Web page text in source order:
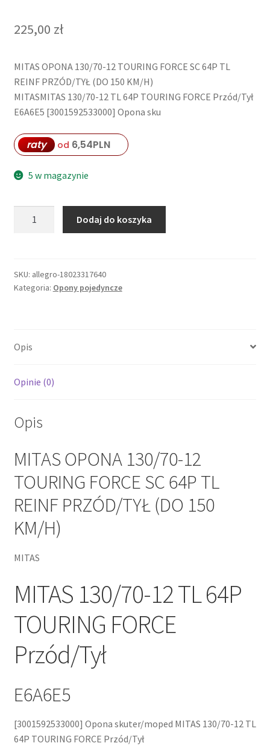
225,00 zł
MITAS OPONA 130/70-12 TOURING FORCE SC 64P TL
REINF PRZÓD/TYŁ (DO 150 KM/H)
MITASMITAS 130/70-12 TL 64P TOURING FORCE Przód/Tył
E6A6E5 [3001592533000] Opona sku
raty od 6,54PLN
5 w magazynie
12
TOURING
TL
PRZÓD/TYŁ
KM/H)
Dodaj do koszyka
SKU: allegro-18023317640
Kategoria: Opony pojedyncze
Opis
Opinie (0)
Opis
MITAS OPONA 130/70-12
TOURING FORCE SC 64P TL
REINF PRZÓD/TYŁ (DO 150
KM/H)
MITAS
MITAS 130/70-12 TL 64P
TOURING FORCE
Przód/Tył
E6A6E5
[3001592533000] Opona skuter/moped MITAS 130/70-12 TL
64P TOURING FORCE Przód/Tył